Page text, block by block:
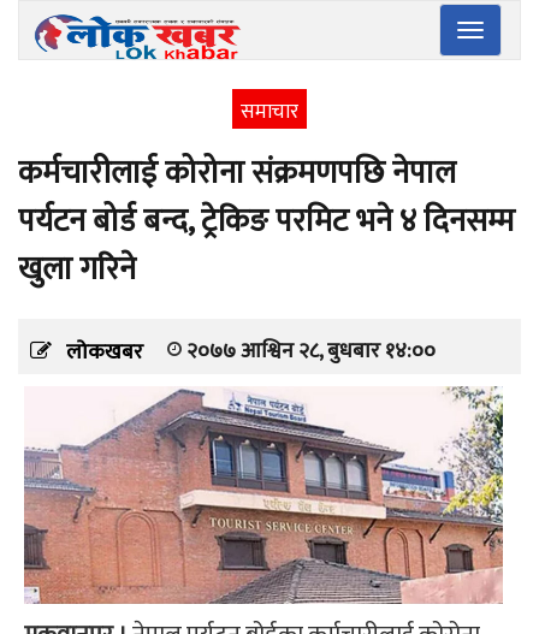
Toggle
समाचार
कर्मचारीलाई कोरोना संक्रमणपछि नेपाल
पर्यटन बोर्ड बन्द, ट्रेकिङ परमिट भने ४ दिनसम्म
खुला गरिने
लोकखबर २०७७ आश्विन २८, बुधबार १४:००